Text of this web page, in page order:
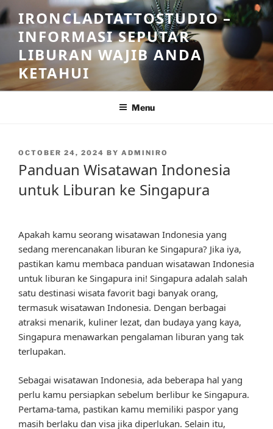
Skip
to
content
IRONCLADTATTOSTUDIO –
INFORMASI SEPUTAR
LIBURAN WAJIB ANDA
KETAHUI
Menu
POSTED
OCTOBER 24, 2024 BY ADMINIRO
Panduan Wisatawan Indonesia
untuk Liburan ke Singapura
Apakah kamu seorang wisatawan Indonesia yang
sedang merencanakan liburan ke Singapura? Jika iya,
pastikan kamu membaca panduan wisatawan Indonesia
untuk liburan ke Singapura ini! Singapura adalah salah
satu destinasi wisata favorit bagi banyak orang,
termasuk wisatawan Indonesia. Dengan berbagai
atraksi menarik, kuliner lezat, dan budaya yang kaya,
Singapura menawarkan pengalaman liburan yang tak
terlupakan.
Sebagai wisatawan Indonesia, ada beberapa hal yang
perlu kamu persiapkan sebelum berlibur ke Singapura.
Pertama-tama, pastikan kamu memiliki paspor yang
masih berlaku dan visa jika diperlukan. Selain itu,